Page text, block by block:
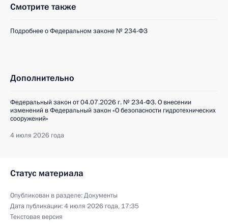
Смотрите также
Подробнее о Федеральном законе № 234-ФЗ
Дополнительно
Федеральный закон от 04.07.2026 г. № 234-ФЗ. О внесении
изменений в Федеральный закон «О безопасности гидротехнических
сооружений»
4 июля 2026 года
Статус материала
Опубликован в разделе:Документы
Дата публикации:4 июля 2026 года, 17:35
Текстовая версия